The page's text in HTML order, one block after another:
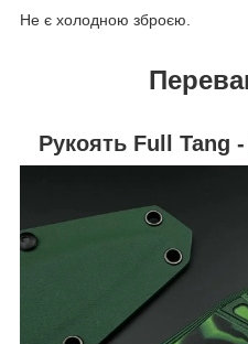
Не є холодною зброєю.
Рукоять Full Tang